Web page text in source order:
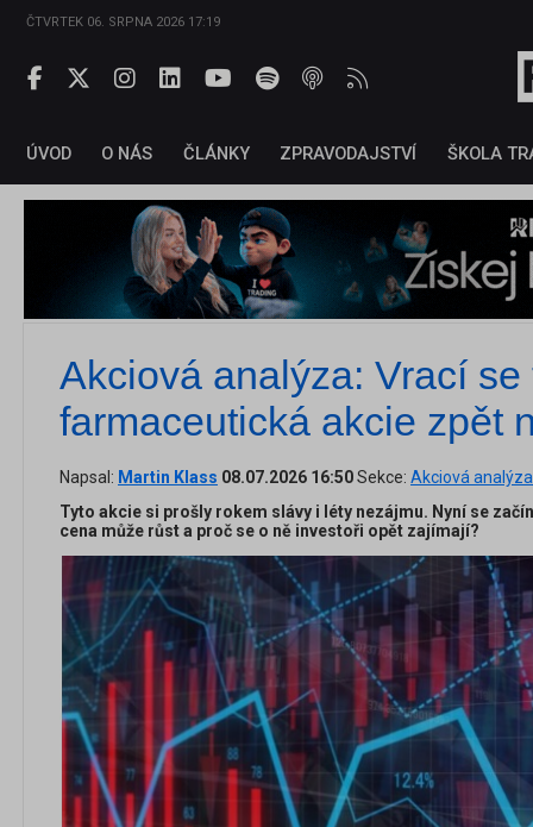
ČTVRTEK 06. SRPNA 2026 17:19
ÚVOD O NÁS ČLÁNKY ZPRAVODAJSTVÍ ŠKOLA
Akciová analýza: Vrací se
farmaceutická akcie zpět
Napsal: Martin Klass 08.07.2026 16:50Sekce: Akciová analýza
Tyto akcie si prošly rokem slávy i léty nezájmu. Nyní se
cena může růst a proč se o ně investoři opět zajímají?